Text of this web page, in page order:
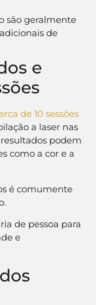
são geralmente
de
e
de 10 sessões
a laser nas
podem
como a cor e a
é comumente
de pessoa para
e